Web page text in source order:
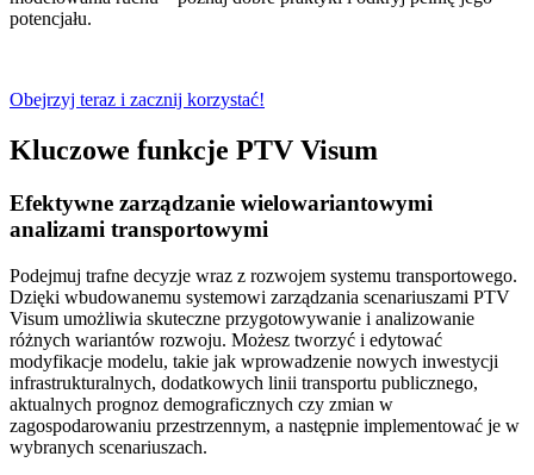
potencjału.
Obejrzyj teraz i zacznij korzystać!
Kluczowe funkcje PTV Visum
Efektywne zarządzanie wielowariantowymi
analizami transportowymi
Podejmuj trafne decyzje wraz z rozwojem systemu transportowego.
Dzięki wbudowanemu systemowi zarządzania scenariuszami PTV
Visum umożliwia skuteczne przygotowywanie i analizowanie
różnych wariantów rozwoju. Możesz tworzyć i edytować
modyfikacje modelu, takie jak wprowadzenie nowych inwestycji
infrastrukturalnych, dodatkowych linii transportu publicznego,
aktualnych prognoz demograficznych czy zmian w
zagospodarowaniu przestrzennym, a następnie implementować je w
wybranych scenariuszach.